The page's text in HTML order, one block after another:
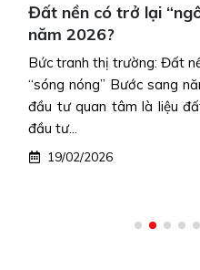
Đất nền có trở lại
năm 2026?
Bức tranh thị trường: Đất
“sóng nóng” Bước sang
đầu tư quan tâm là liệu
đầu tư...
19/02/2026